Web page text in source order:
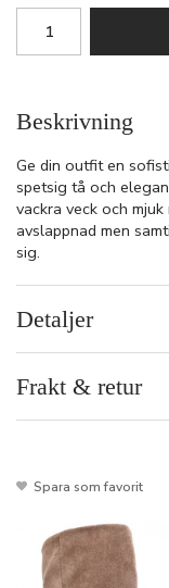
Beskrivning
Ge din outfit en
spetsig tå och
vackra veck och
avslappnad men
sig.
Detaljer
Frakt & retur
Spara som favorit